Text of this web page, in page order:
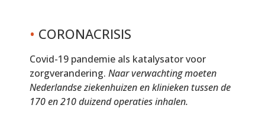
• CORONACRISIS
Covid-19 pandemie als katalysator voor
zorgverandering. Naar verwachting moeten
Nederlandse ziekenhuizen en klinieken tussen de
170 en 210 duizend operaties inhalen.